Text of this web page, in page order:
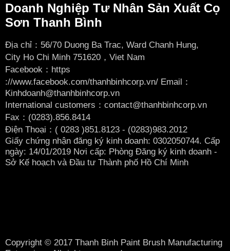
Doanh Nghiệp Tư Nhân Sản Xuất Cọ
Sơn Thanh Bình
Địa chỉ：56/70 Duong Ba Trac, Ward Chanh Hung,
City Ho Chi Minh 751620，Viet Nam
Facebook： https
://www.facebook.com/thanhbinhcorp.vn/ Email：
Kinhdoanh@thanhbinhcorp.vn
International customers：contact@thanhbinhcorp.vn
Fax：(0283).856.8414
Điện Thoại：( 0283 )851.8123 - (0283)983.2012
Giấy chứng nhận đăng ký kinh doanh: 0302050744. Cấp
ngày: 14/01/2019 Nơi cấp: Phòng Đăng ký kinh doanh -
Sở Kế hoạch và Đầu tư Thành phố Hồ Chí Minh
Copyright © 2017 Thanh Binh Paint Brush Manufacturing